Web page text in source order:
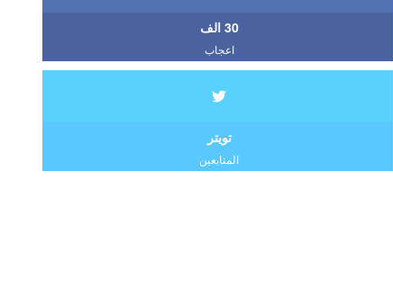
30 الف
اعجاب
تويتر
المتابعين